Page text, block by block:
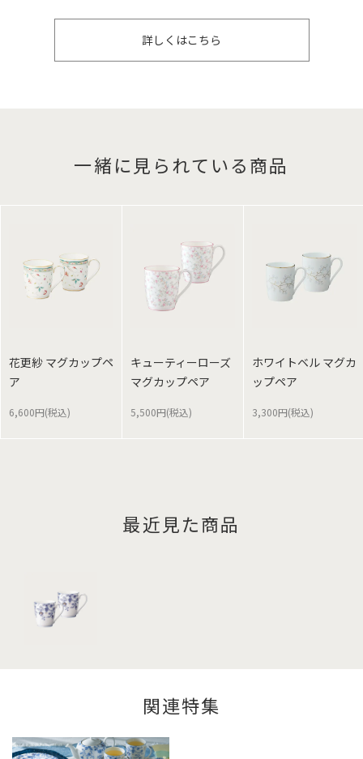
詳しくはこちら
一緒に見られている商品
花更紗 マグカップペ
ア
6,600円(税込)
キューティーローズ
マグカップペア
5,500円(税込)
ホワイトベル マグカ
ップペア
3,300円(税込)
最近見た商品
関連特集